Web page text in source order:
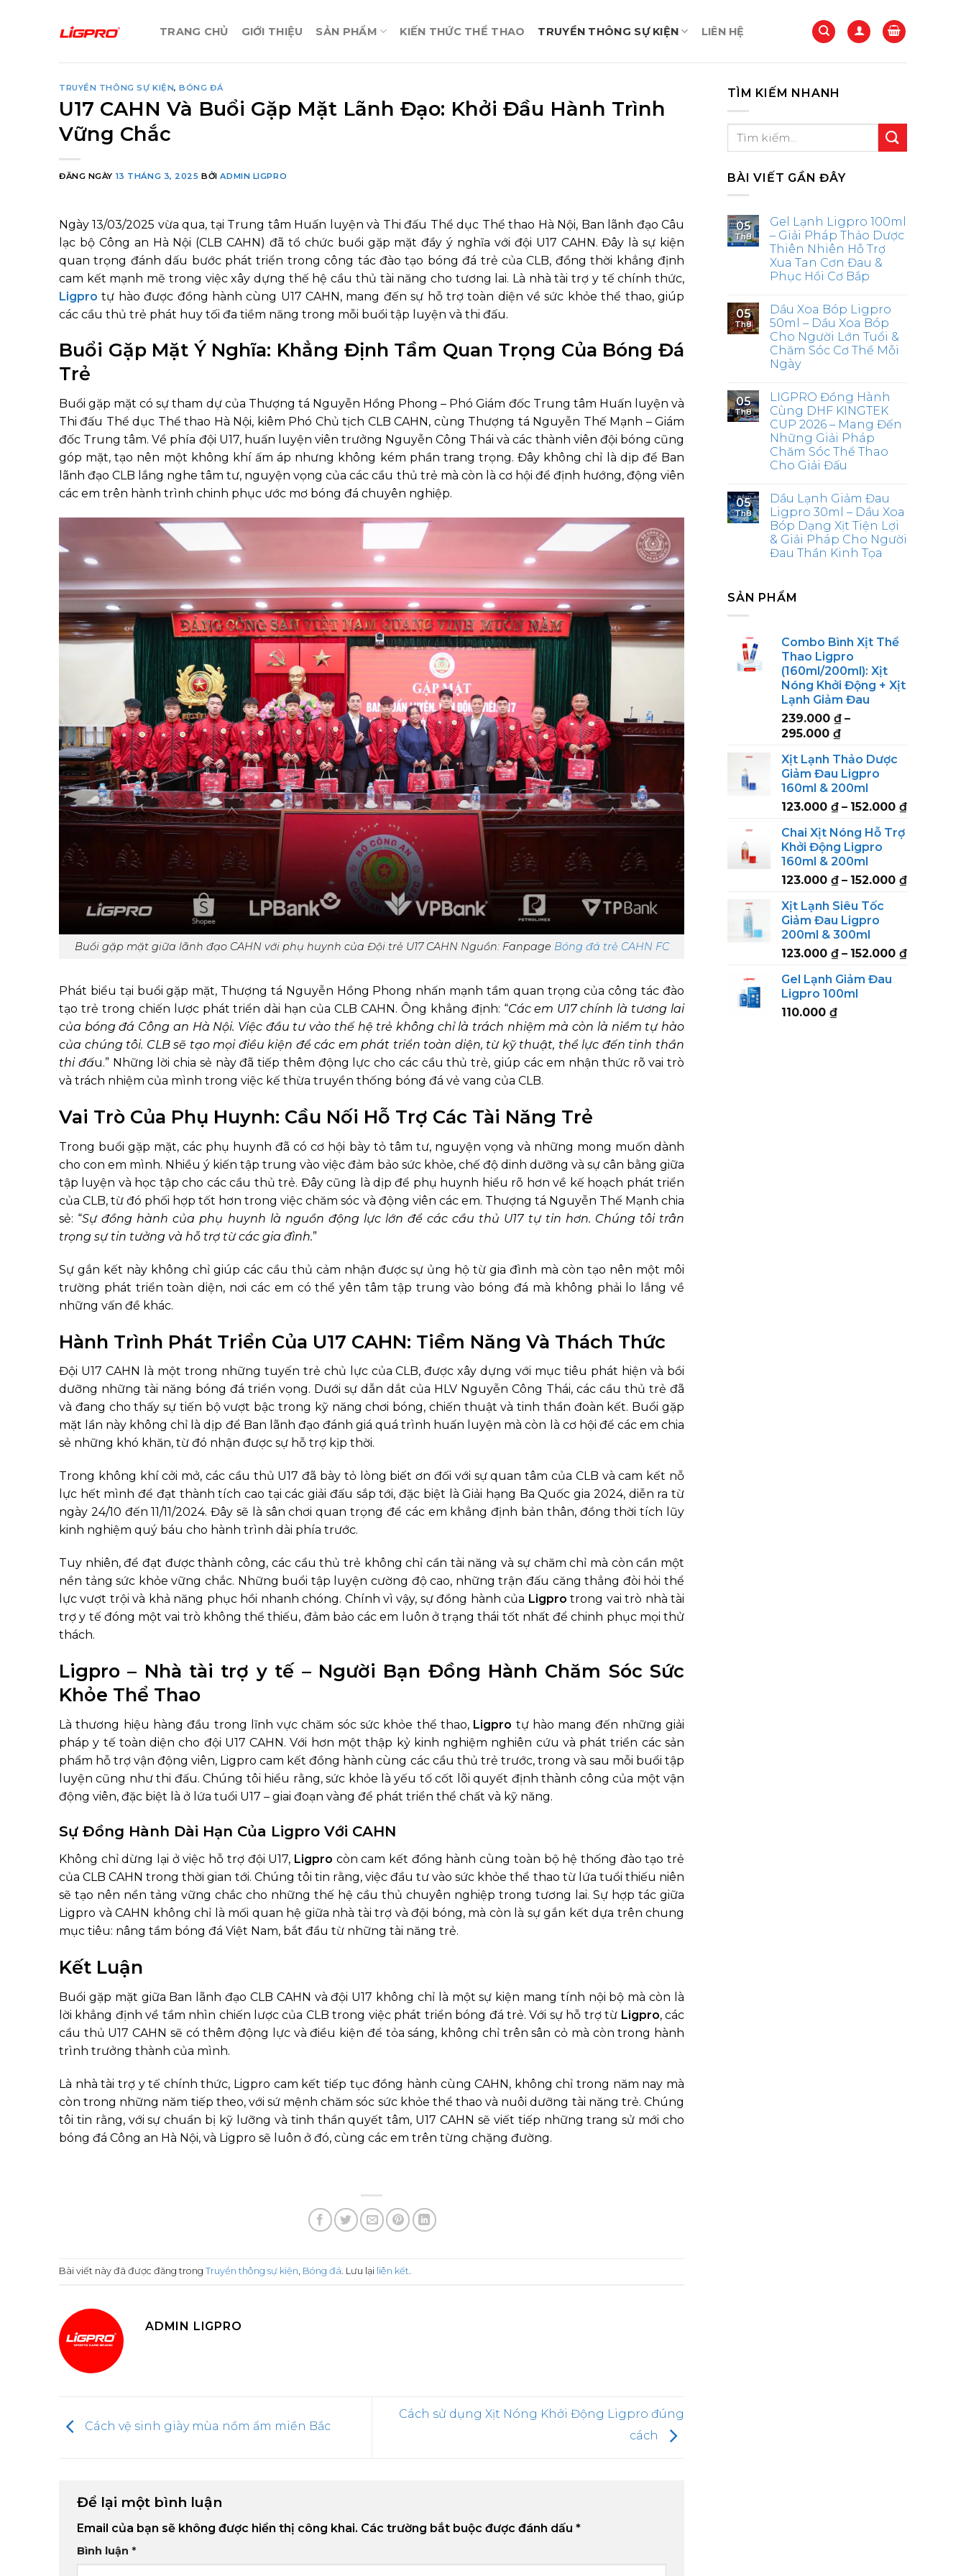
TRANG CHỦ GIỚI THIỆU SẢN PHẨM KIẾN THỨC THỂ THAO TRUYỀN THÔNG SỰ KIỆN LIÊN HỆ
TRUYỀN THÔNG SỰ KIỆN,BÓNG ĐÁ
U17 CAHN Và Buổi Gặp Mặt Lãnh Đạo: Khởi Đầu Hành Trình
Vững Chắc
ĐĂNG NGÀY 13 THÁNG 3, 2025 BỞIADMIN LIGPRO
Ngày 13/03/2025 vừa qua, tại Trung tâm Huấn luyện và Thi đấu Thể dục Thể thao Hà Nội, Ban lãnh đạo Câu
lạc bộ Công an Hà Nội (CLB CAHN) đã tổ chức buổi gặp mặt đầy ý nghĩa với đội U17 CAHN. Đây là sự kiện
quan trọng đánh dấu bước phát triển trong công tác đào tạo bóng đá trẻ của CLB, đồng thời khẳng định
cam kết mạnh mẽ trong việc xây dựng thế hệ cầu thủ tài năng cho tương lai. Là nhà tài trợ y tế chính thức,
Ligpro tự hào được đồng hành cùng U17 CAHN, mang đến sự hỗ trợ toàn diện về sức khỏe thể thao, giúp
các cầu thủ trẻ phát huy tối đa tiềm năng trong mỗi buổi tập luyện và thi đấu.
Buổi Gặp Mặt Ý Nghĩa: Khẳng Định Tầm Quan Trọng Của Bóng Đá
Trẻ
Buổi gặp mặt có sự tham dự của Thượng tá Nguyễn Hồng Phong – Phó Giám đốc Trung tâm Huấn luyện và
Thi đấu Thể dục Thể thao Hà Nội, kiêm Phó Chủ tịch CLB CAHN, cùng Thượng tá Nguyễn Thế Mạnh – Giám
đốc Trung tâm. Về phía đội U17, huấn luyện viên trưởng Nguyễn Công Thái và các thành viên đội bóng cũng
góp mặt, tạo nên một không khí ấm áp nhưng không kém phần trang trọng. Đây không chỉ là dịp để Ban
lãnh đạo CLB lắng nghe tâm tư, nguyện vọng của các cầu thủ trẻ mà còn là cơ hội để định hướng, động viên
các em trên hành trình chinh phục ước mơ bóng đá chuyên nghiệp.
Buổi gặp mặt giữa lãnh đạo CAHN với phụ huynh của Đội trẻ U17 CAHN Nguồn: Fanpage Bóng đá trẻ CAHN FC
Phát biểu tại buổi gặp mặt, Thượng tá Nguyễn Hồng Phong nhấn mạnh tầm quan trọng của công tác đào
tạo trẻ trong chiến lược phát triển dài hạn của CLB CAHN. Ông khẳng định: “Các em U17 chính là tương lai
của bóng đá Công an Hà Nội. Việc đầu tư vào thế hệ trẻ không chỉ là trách nhiệm mà còn là niềm tự hào
của chúng tôi. CLB sẽ tạo mọi điều kiện để các em phát triển toàn diện, từ kỹ thuật, thể lực đến tinh thần
thi đấu.” Những lời chia sẻ này đã tiếp thêm động lực cho các cầu thủ trẻ, giúp các em nhận thức rõ vai trò
và trách nhiệm của mình trong việc kế thừa truyền thống bóng đá vẻ vang của CLB.
Vai Trò Của Phụ Huynh: Cầu Nối Hỗ Trợ Các Tài Năng Trẻ
Trong buổi gặp mặt, các phụ huynh đã có cơ hội bày tỏ tâm tư, nguyện vọng và những mong muốn dành
cho con em mình. Nhiều ý kiến tập trung vào việc đảm bảo sức khỏe, chế độ dinh dưỡng và sự cân bằng giữa
tập luyện và học tập cho các cầu thủ trẻ. Đây cũng là dịp để phụ huynh hiểu rõ hơn về kế hoạch phát triển
của CLB, từ đó phối hợp tốt hơn trong việc chăm sóc và động viên các em. Thượng tá Nguyễn Thế Mạnh chia
sẻ: “Sự đồng hành của phụ huynh là nguồn động lực lớn để các cầu thủ U17 tự tin hơn. Chúng tôi trân
trọng sự tin tưởng và hỗ trợ từ các gia đình.”
Sự gắn kết này không chỉ giúp các cầu thủ cảm nhận được sự ủng hộ từ gia đình mà còn tạo nên một môi
trường phát triển toàn diện, nơi các em có thể yên tâm tập trung vào bóng đá mà không phải lo lắng về
những vấn đề khác.
Hành Trình Phát Triển Của U17 CAHN: Tiềm Năng Và Thách Thức
Đội U17 CAHN là một trong những tuyến trẻ chủ lực của CLB, được xây dựng với mục tiêu phát hiện và bồi
dưỡng những tài năng bóng đá triển vọng. Dưới sự dẫn dắt của HLV Nguyễn Công Thái, các cầu thủ trẻ đã
và đang cho thấy sự tiến bộ vượt bậc trong kỹ năng chơi bóng, chiến thuật và tinh thần đoàn kết. Buổi gặp
mặt lần này không chỉ là dịp để Ban lãnh đạo đánh giá quá trình huấn luyện mà còn là cơ hội để các em chia
sẻ những khó khăn, từ đó nhận được sự hỗ trợ kịp thời.
Trong không khí cởi mở, các cầu thủ U17 đã bày tỏ lòng biết ơn đối với sự quan tâm của CLB và cam kết nỗ
lực hết mình để đạt thành tích cao tại các giải đấu sắp tới, đặc biệt là Giải hạng Ba Quốc gia 2024, diễn ra từ
ngày 24/10 đến 11/11/2024. Đây sẽ là sân chơi quan trọng để các em khẳng định bản thân, đồng thời tích lũy
kinh nghiệm quý báu cho hành trình dài phía trước.
Tuy nhiên, để đạt được thành công, các cầu thủ trẻ không chỉ cần tài năng và sự chăm chỉ mà còn cần một
nền tảng sức khỏe vững chắc. Những buổi tập luyện cường độ cao, những trận đấu căng thẳng đòi hỏi thể
lực vượt trội và khả năng phục hồi nhanh chóng. Chính vì vậy, sự đồng hành của Ligpro trong vai trò nhà tài
trợ y tế đóng một vai trò không thể thiếu, đảm bảo các em luôn ở trạng thái tốt nhất để chinh phục mọi thử
thách.
Ligpro – Nhà tài trợ y tế – Người Bạn Đồng Hành Chăm Sóc Sức
Khỏe Thể Thao
Là thương hiệu hàng đầu trong lĩnh vực chăm sóc sức khỏe thể thao, Ligpro tự hào mang đến những giải
pháp y tế toàn diện cho đội U17 CAHN. Với hơn một thập kỷ kinh nghiệm nghiên cứu và phát triển các sản
phẩm hỗ trợ vận động viên, Ligpro cam kết đồng hành cùng các cầu thủ trẻ trước, trong và sau mỗi buổi tập
luyện cũng như thi đấu. Chúng tôi hiểu rằng, sức khỏe là yếu tố cốt lõi quyết định thành công của một vận
động viên, đặc biệt là ở lứa tuổi U17 – giai đoạn vàng để phát triển thể chất và kỹ năng.
Sự Đồng Hành Dài Hạn Của Ligpro Với CAHN
Không chỉ dừng lại ở việc hỗ trợ đội U17, Ligpro còn cam kết đồng hành cùng toàn bộ hệ thống đào tạo trẻ
của CLB CAHN trong thời gian tới. Chúng tôi tin rằng, việc đầu tư vào sức khỏe thể thao từ lứa tuổi thiếu niên
sẽ tạo nên nền tảng vững chắc cho những thế hệ cầu thủ chuyên nghiệp trong tương lai. Sự hợp tác giữa
Ligpro và CAHN không chỉ là mối quan hệ giữa nhà tài trợ và đội bóng, mà còn là sự gắn kết dựa trên chung
mục tiêu: nâng tầm bóng đá Việt Nam, bắt đầu từ những tài năng trẻ.
Kết Luận
Buổi gặp mặt giữa Ban lãnh đạo CLB CAHN và đội U17 không chỉ là một sự kiện mang tính nội bộ mà còn là
lời khẳng định về tầm nhìn chiến lược của CLB trong việc phát triển bóng đá trẻ. Với sự hỗ trợ từ Ligpro, các
cầu thủ U17 CAHN sẽ có thêm động lực và điều kiện để tỏa sáng, không chỉ trên sân cỏ mà còn trong hành
trình trưởng thành của mình.
Là nhà tài trợ y tế chính thức, Ligpro cam kết tiếp tục đồng hành cùng CAHN, không chỉ trong năm nay mà
còn trong những năm tiếp theo, với sứ mệnh chăm sóc sức khỏe thể thao và nuôi dưỡng tài năng trẻ. Chúng
tôi tin rằng, với sự chuẩn bị kỹ lưỡng và tinh thần quyết tâm, U17 CAHN sẽ viết tiếp những trang sử mới cho
bóng đá Công an Hà Nội, và Ligpro sẽ luôn ở đó, cùng các em trên từng chặng đường.
Bài viết này đã được đăng trong Truyền thông sự kiện Bóng đá . Lưu lại liên kết
ADMIN LIGPRO
Cách vệ sinh giày mùa nồm ẩm miền Bắc
Cách sử dụng Xịt Nóng Khởi Động Ligpro đúng
cách
Để lại một bình luận
Email của bạn sẽ không được hiển thị công khai. Các trường bắt buộc được đánh dấu *
Bình luận *
TÌM KIẾM NHANH
BÀI VIẾT GẦN ĐÂY
05
Th8
Gel Lạnh Ligpro 100ml
– Giải Pháp Thảo Dược
Thiên Nhiên Hỗ Trợ
Xua Tan Cơn Đau &
Phục Hồi Cơ Bắp
05
Th8
Dầu Xoa Bóp Ligpro
50ml – Dầu Xoa Bóp
Cho Người Lớn Tuổi &
Chăm Sóc Cơ Thể Mỗi
Ngày
05
Th8
LIGPRO Đồng Hành
Cùng DHF KINGTEK
CUP 2026 – Mang Đến
Những Giải Pháp
Chăm Sóc Thể Thao
Cho Giải Đấu
05
Th8
Dầu Lạnh Giảm Đau
Ligpro 30ml – Dầu Xoa
Bóp Dạng Xịt Tiện Lợi
& Giải Pháp Cho Người
Đau Thần Kinh Tọa
SẢN PHẨM
Combo Bình Xịt Thể
Thao Ligpro
(160ml/200ml): Xịt
Nóng Khởi Động + Xịt
Lạnh Giảm Đau
239.000 ₫ –
295.000 ₫Price
239.000 ₫
through
295.000 ₫
Xịt Lạnh Thảo Dược
Giảm Đau Ligpro
160ml & 200ml
123.000 ₫ – 152.000 ₫Price
Chai Xịt Nóng Hỗ Trợ
Khởi Động Ligpro
160ml & 200ml
123.000 ₫ – 152.000 ₫Price
Xịt Lạnh Siêu Tốc
Giảm Đau Ligpro
200ml & 300ml
123.000 ₫ – 152.000 ₫Price
Gel Lạnh Giảm Đau
Ligpro 100ml
110.000 ₫